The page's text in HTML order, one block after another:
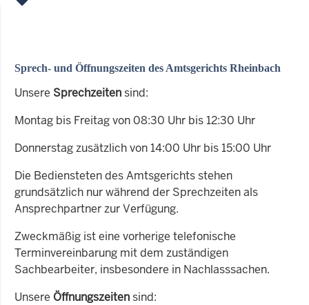
Sprech- und Öffnungszeiten des Amtsgerichts Rheinbach
Unsere Sprechzeitensind:
Montag bis Freitag von 08:30 Uhr bis 12:30 Uhr
Donnerstag zusätzlich von 14:00 Uhr bis 15:00 Uhr
Die Bediensteten des Amtsgerichts stehen
grundsätzlich nur während der Sprechzeiten als
Ansprechpartner zur Verfügung.
Zweckmäßig ist eine vorherige telefonische
Terminvereinbarung mit dem zuständigen
Sachbearbeiter, insbesondere in Nachlasssachen.
Unsere Öffnungszeitensind: